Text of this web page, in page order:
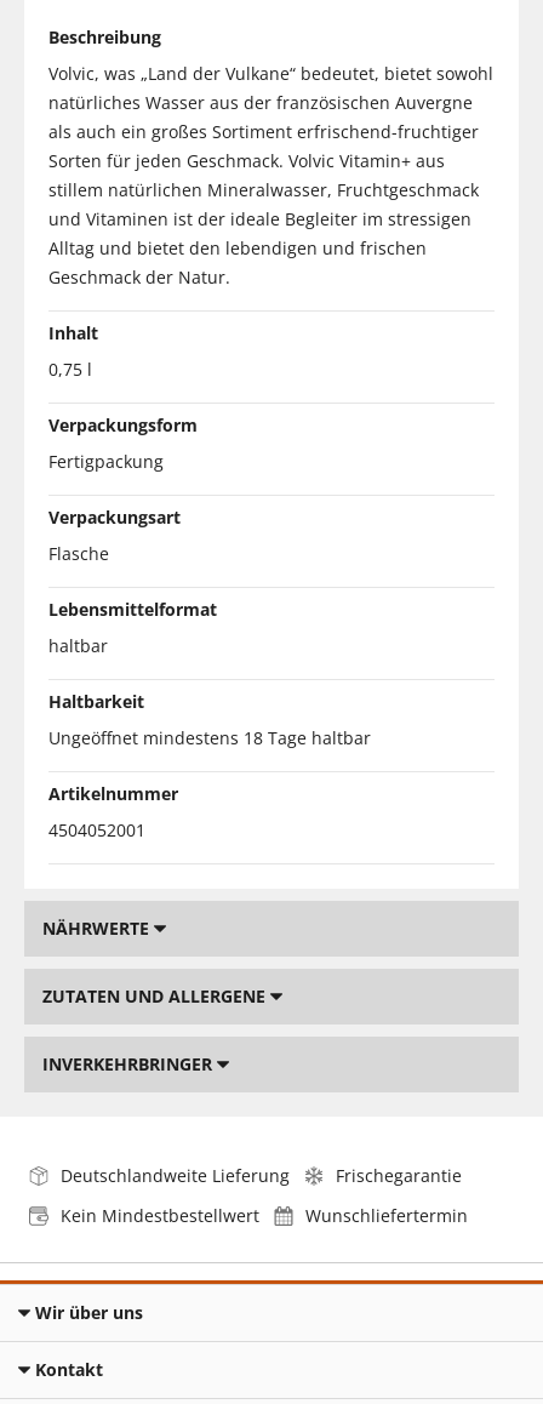
Beschreibung
Volvic, was „Land der Vulkane“ bedeutet, bietet sowohl
natürliches Wasser aus der französischen Auvergne
als auch ein großes Sortiment erfrischend-fruchtiger
Sorten für jeden Geschmack. Volvic Vitamin+ aus
stillem natürlichen Mineralwasser, Fruchtgeschmack
und Vitaminen ist der ideale Begleiter im stressigen
Alltag und bietet den lebendigen und frischen
Geschmack der Natur.
Inhalt
0,75 l
Verpackungsform
Fertigpackung
Verpackungsart
Flasche
Lebensmittelformat
haltbar
Haltbarkeit
Ungeöffnet mindestens 18 Tage haltbar
Artikelnummer
4504052001
NÄHRWERTE
ZUTATEN UND ALLERGENE
INVERKEHRBRINGER
Deutschlandweite Lieferung
Frischegarantie
Kein Mindestbestellwert
Wunschliefertermin
Wir über uns
Kontakt